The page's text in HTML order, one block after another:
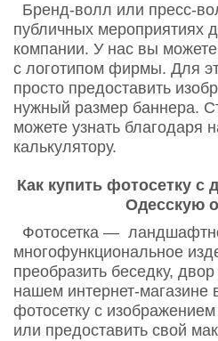
Бренд-волл или пресс-
публичных мероприятиях
компании. У нас вы
с логотипом фирмы. Для
просто предоставить
нужный размер баннера.
можете узнать благодаря
калькулятору.
Как купить фотосетку с
Одесскую
Фотосетка —
многофункциональное
преобразить беседку,
нашем интернет-магазине
фотосетку с
или предоставить свой